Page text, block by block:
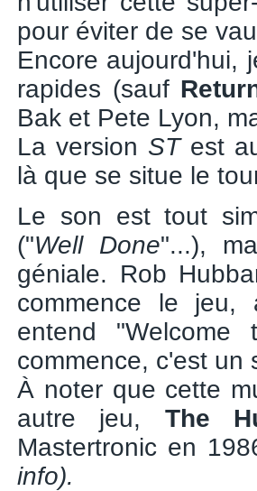
pour éviter de se
Encore aujourd'hui,
rapides (sauf
Bak et Pete Lyon,
La version STest
là que se situe le
Le son est tout
("Well Done"...),
géniale. Rob
commence le jeu,
entend
commence, c'est un
À noter que cette
autre jeu, The
Mastertronic en
info).